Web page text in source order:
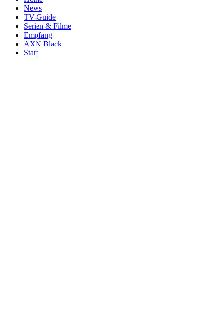
News
TV-Guide
Serien & Filme
Empfang
AXN Black
Start